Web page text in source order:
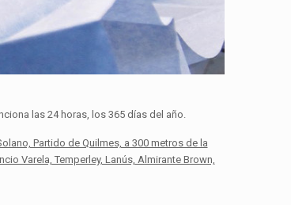
las 24 horas, los 365 días del año.
Partido de Quilmes, a 300 metros de la
Varela, Temperley, Lanús, Almirante Brown,